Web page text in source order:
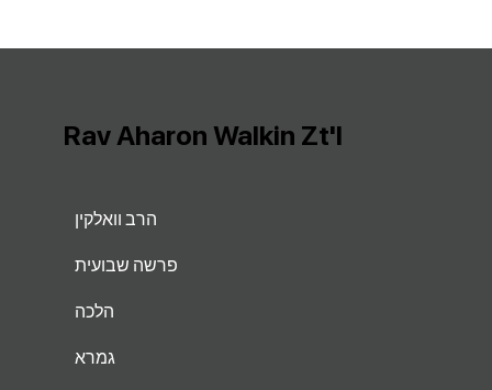
הרב וואלקין
פרשה שבועית
הלכה
גמרא
Rav Aharon Walkin Zt'l